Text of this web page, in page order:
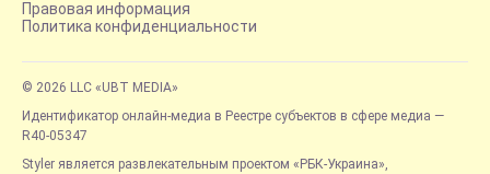
Правовая информация
Политика конфиденциальности
© 2026 LLC «UBT MEDIA»
Идентификатор онлайн-медиа в Реестре субъектов в сфере медиа —
R40-05347
Styler является развлекательным проектом «РБК-Украина»,